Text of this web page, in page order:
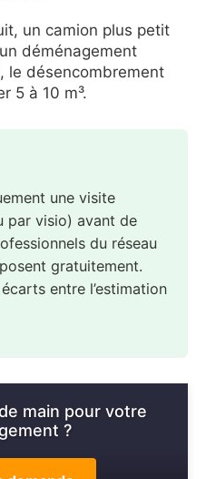
un camion plus petit
déménagement
le désencombrement
5 à 10 m³.
une visite
par visio) avant de
du réseau
gratuitement.
entre l’estimation
main pour votre
?